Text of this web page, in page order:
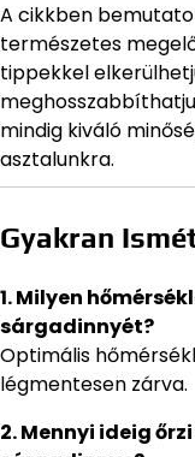
A cikkben
természetes
tippekkel
mindig kiváló
asztalunkra.
Gyakran
1. Milyen
sárgadinnyét?
Optimális
légmentesen zárva.
2. Mennyi ideig